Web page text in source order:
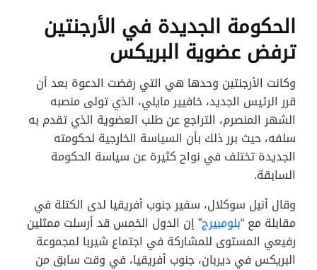
الحكومة الجديدة في الأرجنتين
ترفض عضوية البريكس
وكانت الأرجنتين وحدها هي التي رفضت الدعوة بعد أن
قرر الرئيس الجديد، خافيير مايلي، الذي تولى منصبه
الشهر المنصرم، التراجع عن طلب العضوية الذي تقدم به
سلفه، حيث برر ذلك بأن السياسة الخارجية لحكومته
الجديدة تختلف في نواح كثيرة عن سياسة الحكومة
السابقة.
وقال أنيل سوكلال، سفير جنوب أفريقيا لدى الكتلة في
مقابلة مع “بلومبيرج” إن الدول الخمس قد أرسلت ممثلين
رفيعي المستوى للمشاركة في اجتماع شيربا لمجموعة
البريكس في ديربان، جنوب أفريقيا، في وقت سابق من